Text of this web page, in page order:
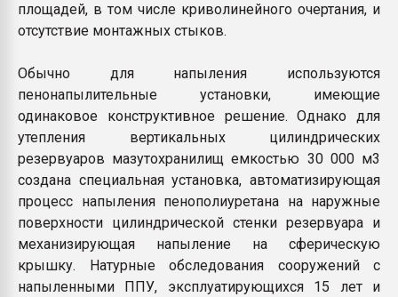
площадей, в том числе криволинейного очертания, и
отсутствие монтажных стыков.
Обычно для напыления используются
пенонапылительные установки, имеющие
одинаковое конструктивное решение. Однако для
утепления вертикальных цилиндрических
резервуаров мазутохранилищ емкостью 30 000 м3
создана специальная установка, автоматизирующая
процесс напыления пенополиуретана на наружные
поверхности цилиндрической стенки резервуара и
механизирующая напыление на сферическую
крышку. Натурные обследования сооружений с
напыленными ППУ, эксплуатирующихся 15 лет и